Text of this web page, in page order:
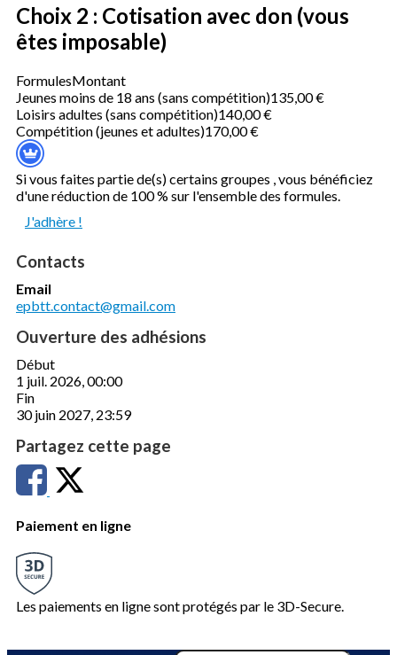
Choix 2 : Cotisation avec don (vous
êtes imposable)
FormulesMontant
Jeunes moins de 18 ans (sans compétition)135,00 €
Loisirs adultes (sans compétition)140,00 €
Compétition (jeunes et adultes)170,00 €
Si vous faites partie de(s) certains groupes , vous bénéficiez
d'une réduction de 100 % sur l'ensemble des formules.
J'adhère !
Contacts
Email
epbtt.contact@gmail.com
Ouverture des adhésions
Début
1 juil. 2026, 00:00
Fin
30 juin 2027, 23:59
Partagez cette page
Paiement en ligne
Les paiements en ligne sont protégés par le 3D-Secure.